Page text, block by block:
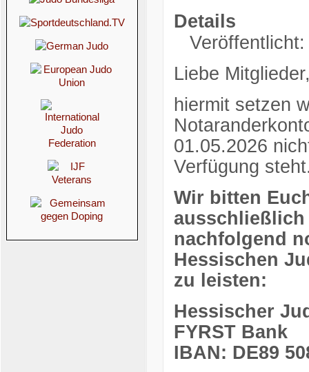
Details
Liebe
hiermit setzen
01.05.2026
Verfügung
Wir bitten
ausschließlich
nachfolgend
Hessischen
zu leisten:
Hessischer
FYRST Bank
IBAN: DE89